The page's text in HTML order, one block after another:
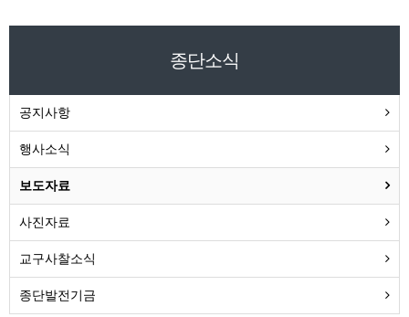
종단소식
공지사항
행사소식
보도자료
사진자료
교구사찰소식
종단발전기금